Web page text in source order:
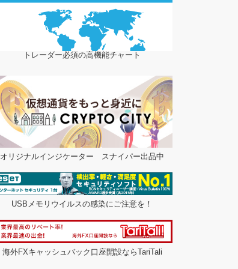
トレーダー必須の高機能チャート
オリジナルインジケーター スナイパー出品中
USBメモリウイルスの感染にご注意を！
海外FXキャッシュバック口座開設ならTariTali